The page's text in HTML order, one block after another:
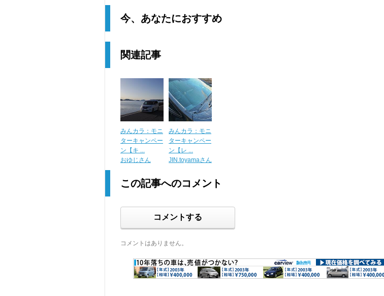
今、あなたにおすすめ
関連記事
みんカラ：モニ
ターキャンペー
ン【キ ...
おゆじさん
みんカラ：モニ
ターキャンペー
ン【レ ...
JIN.toyamaさん
この記事へのコメント
コメントする
コメントはありません。